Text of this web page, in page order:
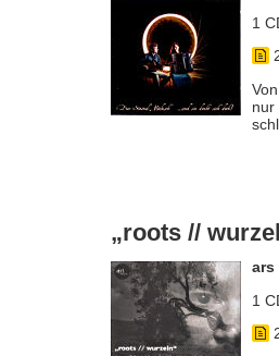
1
nur
„roots //
ars
1